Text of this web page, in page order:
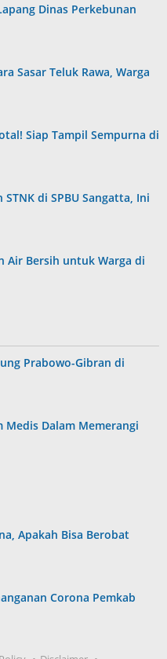
Dinas Perkebunan
Sasar Teluk Rawa, Warga
Siap Tampil Sempurna di
di SPBU Sangatta, Ini
Air Bersih untuk Warga di
Prabowo-Gibran di
Dalam Memerangi
Apakah Bisa Berobat
Corona Pemkab